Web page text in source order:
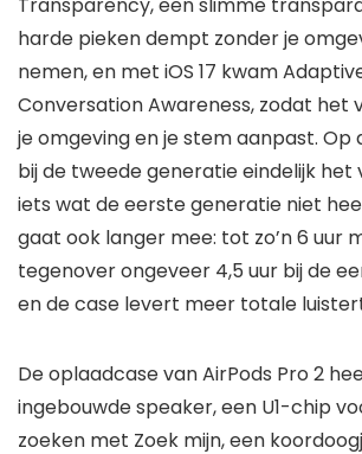
harde pieken dempt zonder je
nemen, en met iOS 17 kwam
Conversation Awareness, zodat het
je omgeving en je stem aanpast. Op
bij de tweede generatie eindelijk het
iets wat de eerste generatie niet
gaat ook langer mee: tot zo’n 6 uur
tegenover ongeveer 4,5 uur bij de
en de case levert meer totale
De oplaadcase van AirPods Pro 2
ingebouwde speaker, een U1-chip
zoeken met Zoek mijn, een